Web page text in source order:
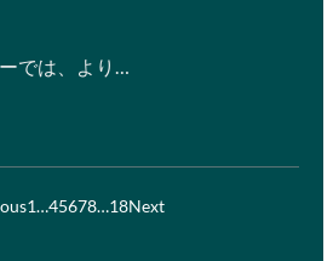
では、より…
1…45678…18Next